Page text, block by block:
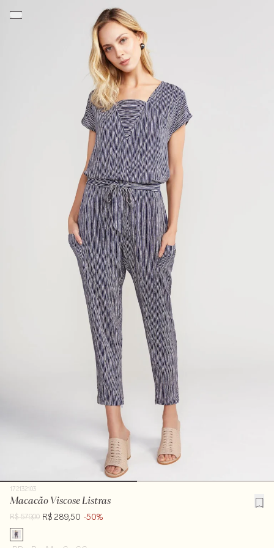
172132103
Macacão Viscose Listras
R$ 579,00 R$ 289,50 -50%